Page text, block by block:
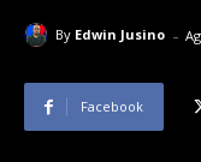
By Edwin Jusino -
Facebook